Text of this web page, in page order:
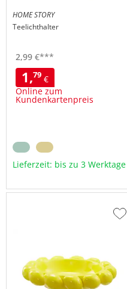
HOME STORY
Teelichthalter
2,99 €***
1,79 €
Online zum
Kundenkartenpreis
Lieferzeit: bis zu 3 Werktage
Zur